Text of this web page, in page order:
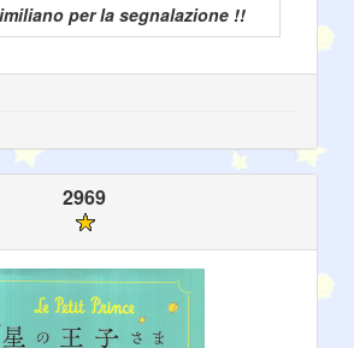
per la segnalazione !!
2969